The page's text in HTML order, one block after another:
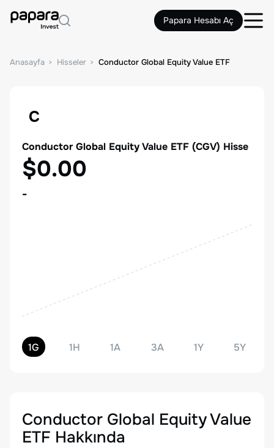
Papara Hesabı Aç
Anasayfa Hisseler Conductor Global Equity Value ETF
C
Conductor Global Equity Value ETF (CGV) Hisse
$0.00
-
1G 1H 1A 3A 1Y 5Y
Conductor Global Equity Value
ETF Hakkında